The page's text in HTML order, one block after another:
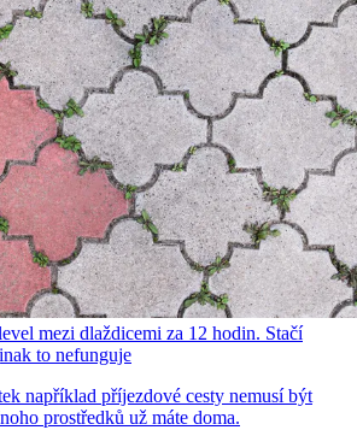
mezi dlaždicemi za 12 hodin. Stačí
to nefunguje
například příjezdové cesty nemusí být
prostředků už máte doma.